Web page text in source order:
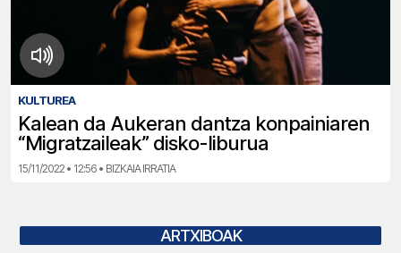
KULTUREA
Kalean da Aukeran dantza konpainiaren
“Migratzaileak” disko-liburua
15/11/2022 • 12:56 • BIZKAIA IRRATIA
ARTXIBOAK